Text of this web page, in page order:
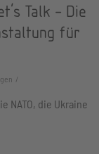
Talk - Die
für
NATO, die Ukraine